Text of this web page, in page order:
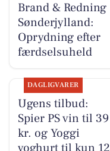
Brand & Redning
Sønderjylland:
Oprydning efter
færdselsuheld
DAGLIGVARER
Ugens tilbud:
Spier PS vin til 39
kr. og Yoggi
yoghurt til kun 12